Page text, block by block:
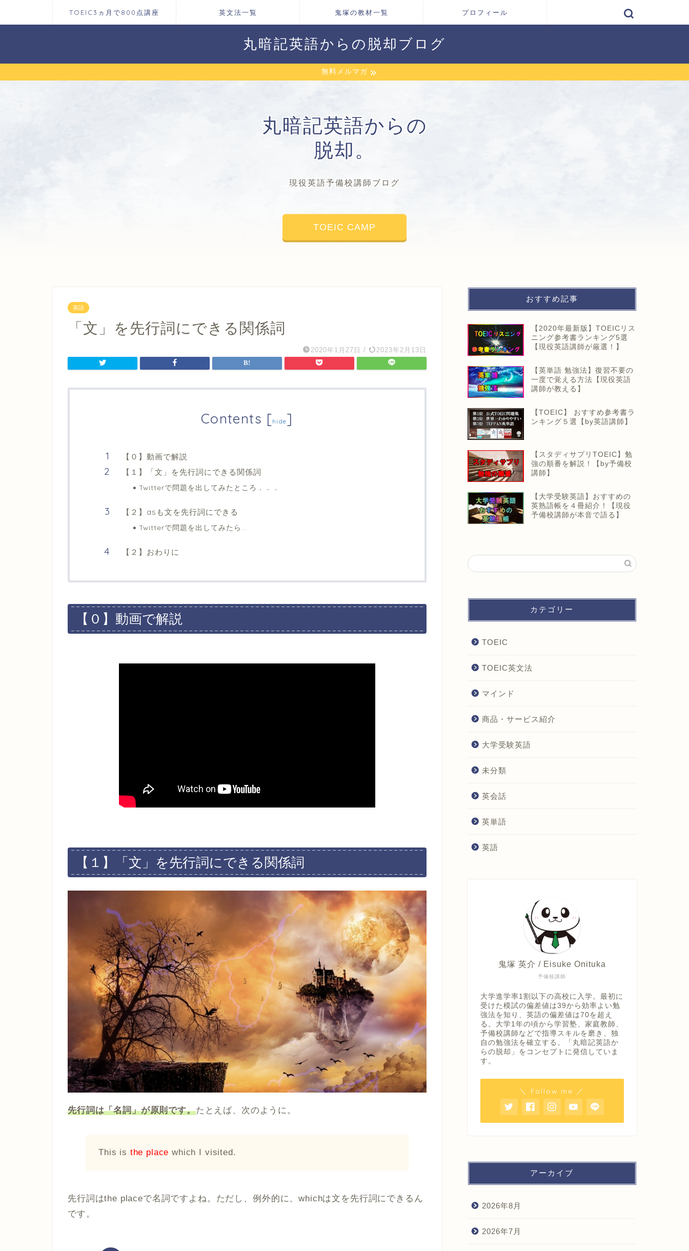
TOEIC3ヵ月で800点講座 英文法一覧 鬼塚の教材一覧 プロフィール
丸暗記英語からの脱却ブログ
無料メルマガ
丸暗記英語からの
脱却。
現役英語予備校講師ブログ
TOEIC CAMP
英語
「文」を先行詞にできる関係詞
2020年1月27日 / 2023年2月13日
Contents [hide]
【０】動画で解説
【１】「文」を先行詞にできる関係詞
Twitterで問題を出してみたところ．．．
【２】asも文を先行詞にできる
Twitterで問題を出してみたら…
【２】おわりに
【０】動画で解説
【１】「文」を先行詞にできる関係詞
先行詞は「名詞」が原則です。たとえば、次のように。
This is the place which I visited.
先行詞はthe placeで名詞ですよね。ただし、例外的に、whichは文を先行詞にできるん
です。
おすすめ記事
【2020年最新版】TOEICリス
ニング参考書ランキング5選
【現役英語講師が厳選！】
【英単語 勉強法】復習不要の
一度で覚える方法【現役英語
講師が教える】
【TOEIC】 おすすめ参考書ラ
ンキング５選【by英語講師】
【スタディサプリTOEIC】勉
強の順番を解説！【by予備校
講師】
【大学受験英語】おすすめの
英熟語帳を４冊紹介！【現役
予備校講師が本音で語る】
カテゴリー
TOEIC
TOEIC英文法
マインド
商品・サービス紹介
大学受験英語
未分類
英会話
英単語
英語
予備校講師
鬼塚 英介 / Eisuke Onituka
大学進学率1割以下の高校に入学。最初に
受けた模試の偏差値は39から効率よい勉
強法を知り、英語の偏差値は70を超え
る。大学1年の頃から学習塾、家庭教師、
予備校講師などで指導スキルを磨き、独
自の勉強法を確立する。「丸暗記英語か
らの脱却」をコンセプトに発信していま
す。
＼ Follow me ／
アーカイブ
2026年8月
2026年7月